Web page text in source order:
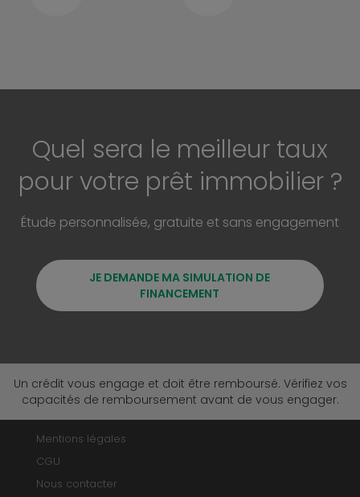
Quel sera le meilleur taux
pour votre prêt immobilier ?
Étude personnalisée, gratuite et sans engagement
JE DEMANDE MA SIMULATION DE
FINANCEMENT
Un crédit vous engage et doit être remboursé. Vérifiez vos
capacités de remboursement avant de vous engager.
Mentions légales
CGU
Nous contacter